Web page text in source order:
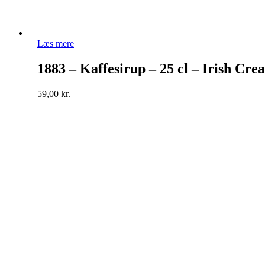
Læs mere
1883 – Kaffesirup – 25 cl – Irish
59,00 kr.